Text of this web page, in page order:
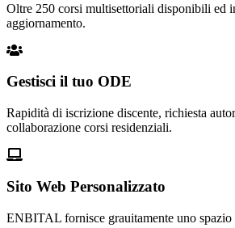
Oltre 250 corsi multisettoriali disponibili ed
aggiornamento.
Gestisci il tuo ODE
Rapidità di iscrizione discente, richiesta
collaborazione corsi residenziali.
Sito Web Personalizzato
ENBITAL fornisce grauitamente uno spazio